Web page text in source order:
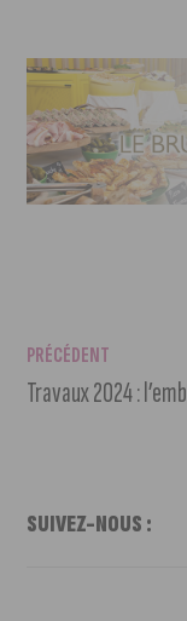
PRÉCÉDENT
SUIVEZ-NOUS :